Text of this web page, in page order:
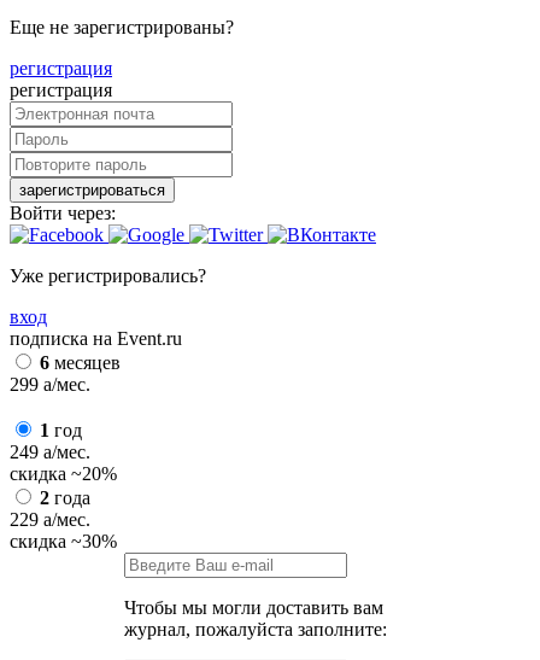
Еще не зарегистрированы?
регистрация
регистрация
зарегистрироваться
Войти через:
Уже регистрировались?
вход
подписка на Event.ru
6 месяцев
299 a/мес.
1 год
249 a/мес.
скидка ~20%
2 года
229 a/мес.
скидка ~30%
Чтобы мы могли доставить вам
журнал, пожалуйста заполните: